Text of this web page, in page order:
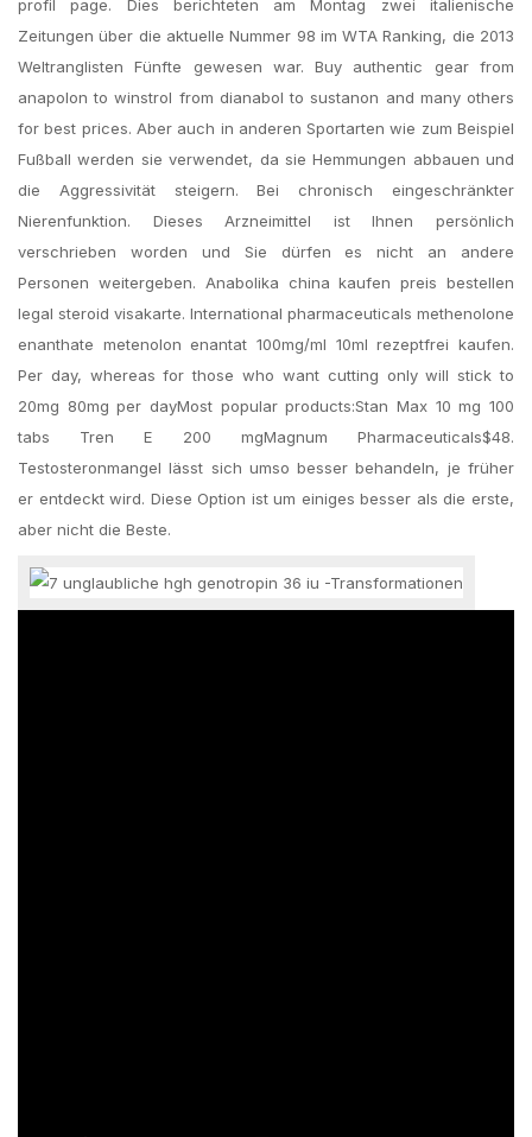
profil page. Dies berichteten am Montag zwei italienische
Zeitungen über die aktuelle Nummer 98 im WTA Ranking, die 2013
Weltranglisten Fünfte gewesen war. Buy authentic gear from
anapolon to winstrol from dianabol to sustanon and many others
for best prices. Aber auch in anderen Sportarten wie zum Beispiel
Fußball werden sie verwendet, da sie Hemmungen abbauen und
die Aggressivität steigern. Bei chronisch eingeschränkter
Nierenfunktion. Dieses Arzneimittel ist Ihnen persönlich
verschrieben worden und Sie dürfen es nicht an andere
Personen weitergeben. Anabolika china kaufen preis bestellen
legal steroid visakarte. International pharmaceuticals methenolone
enanthate metenolon enantat 100mg/ml 10ml rezeptfrei kaufen.
Per day, whereas for those who want cutting only will stick to
20mg 80mg per dayMost popular products:Stan Max 10 mg 100
tabs Tren E 200 mgMagnum Pharmaceuticals$48.
Testosteronmangel lässt sich umso besser behandeln, je früher
er entdeckt wird. Diese Option ist um einiges besser als die erste,
aber nicht die Beste.